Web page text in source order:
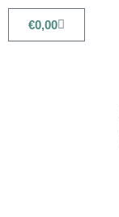
€0,00